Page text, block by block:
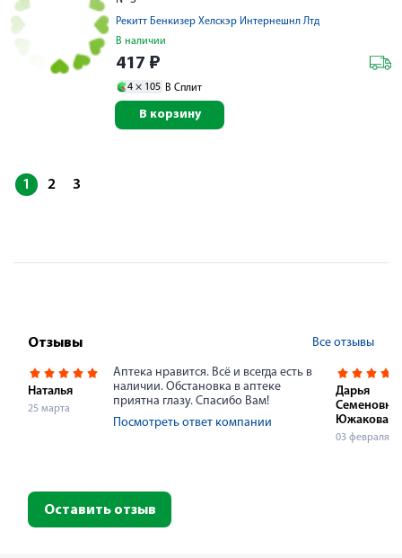
Рекитт Бенкизер Хелскэр Интернешнл Лтд
В наличии
417 ₽
4 × 105 В Сплит
В корзину
1 2 3
Отзывы Все отзывы
Наталья
25 марта
Аптека нравится. Всё и всегда есть в
наличии. Обстановка в аптеке
приятна глазу. Спасибо Вам!
Посмотреть ответ компании
Дарья
Семеновна
Южакова
03 февраля
Оставить отзыв